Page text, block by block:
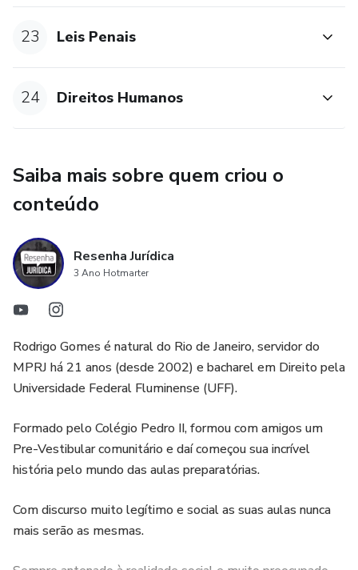
23 Leis Penais
24 Direitos Humanos
Saiba mais sobre quem criou o
conteúdo
Resenha Jurídica
3 Ano Hotmarter
Rodrigo Gomes é natural do Rio de Janeiro, servidor do
MPRJ há 21 anos (desde 2002) e bacharel em Direito pela
Universidade Federal Fluminense (UFF).
Formado pelo Colégio Pedro II, formou com amigos um
Pre-Vestibular comunitário e daí começou sua incrível
história pelo mundo das aulas preparatórias.
Com discurso muito legítimo e social as suas aulas nunca
mais serão as mesmas.